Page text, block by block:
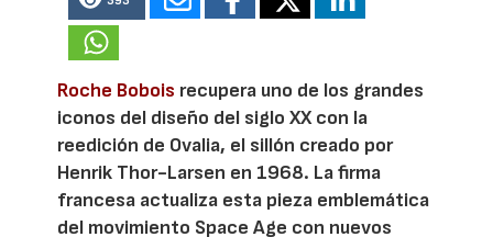
Roche Bobois recupera uno de los grandes
iconos del diseño del siglo XX con la
reedición de Ovalia, el sillón creado por
Henrik Thor-Larsen en 1968. La firma
francesa actualiza esta pieza emblemática
del movimiento Space Age con nuevos